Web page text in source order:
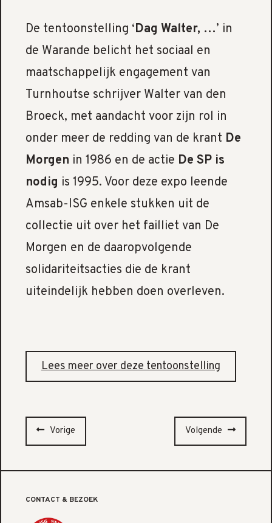
De tentoonstelling ‘Dag Walter, …’ in
de Warande belicht het sociaal en
maatschappelijk engagement van
Turnhoutse schrijver Walter van den
Broeck, met aandacht voor zijn rol in
onder meer de redding van de krant De
Morgen in 1986 en de actie De SP is
nodig is 1995. Voor deze expo leende
Amsab-ISG enkele stukken uit de
collectie uit over het failliet van De
Morgen en de daaropvolgende
solidariteitsacties die de krant
uiteindelijk hebben doen overleven.
Lees meer over deze tentoonstelling
Vorige Volgende
CONTACT & BEZOEK